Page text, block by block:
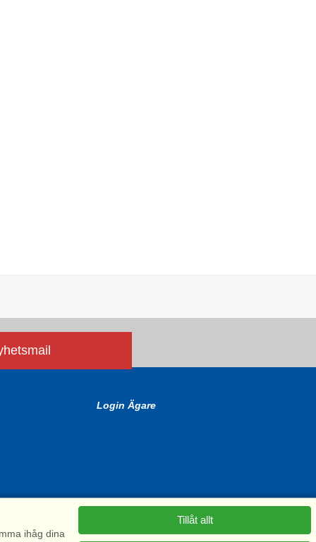
Login Ägare
ihåg dina
Tillåt allt